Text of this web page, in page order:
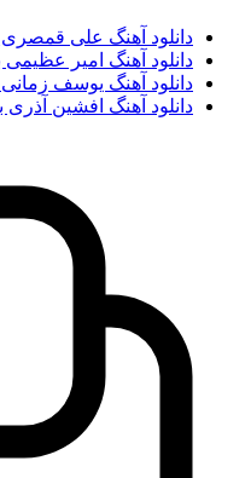
دانلود آهنگ علی قمصری به
دانلود آهنگ امیر عظیمی به
دانلود آهنگ یوسف زمانی به
دانلود آهنگ افشین آذری به نام